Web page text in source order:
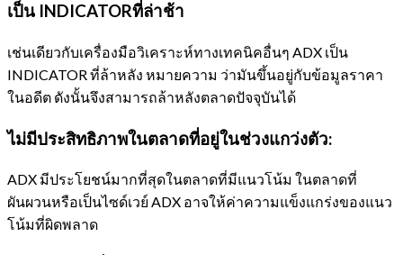
เป็น INDICATORที่ล่าช้า
เช่นเดียวกับเครื่องมือวิเคราะห์ทางเทคนิคอื่นๆ ADX เป็น
INDICATOR ที่ล้าหลัง หมายความ ว่ามันขึ้นอยู่กับข้อมูลราคา
ในอดีต ดังนั้นจึงสามารถล้าหลังตลาดปัจจุบันได้
ไม่มีประสิทธิภาพในตลาดที่อยู่ในช่วงแกว่งตัว:
ADX มีประโยชน์มากที่สุดในตลาดที่มีแนวโน้ม ในตลาดที่
ผันผวนหรือเป็นไซด์เวย์ ADX อาจให้ค่าความแข็งแกร่งของแนว
โน้มที่ผิดพลาด